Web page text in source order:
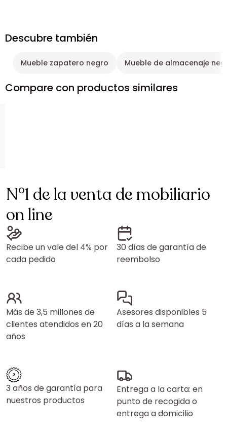
Descubre también
Mueble zapatero negro Mueble de almacenaje
Compare con productos similares
N°1 de la venta de mobiliario
on line
Recibe un vale del 4% por
cada pedido
30 días de garantía de
reembolso
Más de 3,5 millones de
clientes atendidos en 20
años
Asesores disponibles 5
días a la semana
3 años de garantía para
nuestros productos
Entrega a la carta: en
punto de recogida o
entrega a domicilio